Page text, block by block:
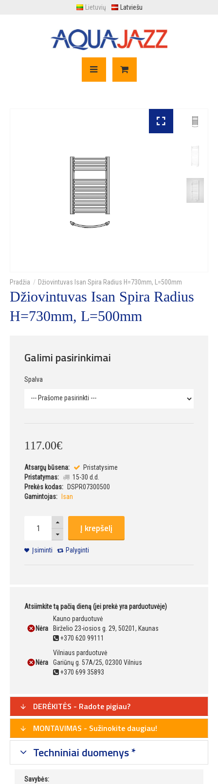
Lietuvių Latviešu
Džiovintuvas Isan Spira Radius H=730mm, L=500mm
Džiovintuvas Isan Spira Radius
H=730mm, L=500mm
Galimi pasirinkimai
Spalva
117.00€
Atsargų būsena:
Pristatysime
Pristatymas:
15-30 d.d.
Prekės kodas:
DSPR07300500
Gamintojas:
Isan
Į krepšelį
Įsiminti Palyginti
Atsiimkite tą pačią dieną (jei prekė yra parduotuvėje)
Nėra
Kauno parduotuvė
Birželio 23-iosios g. 29, 50201, Kaunas
+370 620 99111
Nėra
Vilniaus parduotuvė
Gariūnų g. 57A/25, 02300 Vilnius
+370 699 35893
DERĖKITĖS - Radote pigiau?
MONTAVIMAS - Sužinokite daugiau!
Techniniai duomenys *
Savybės: